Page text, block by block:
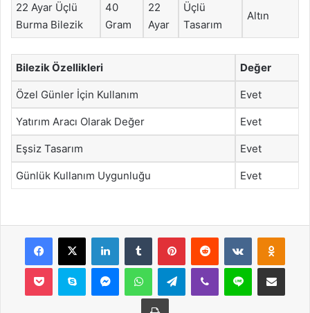
22 Ayar Üçlü
Burma Bilezik
40
Gram
22
Ayar
Üçlü
Tasarım
Altın
Bilezik Özellikleri Değer
Özel Günler İçin Kullanım Evet
Yatırım Aracı Olarak Değer Evet
Eşsiz Tasarım Evet
Günlük Kullanım Uygunluğu Evet
Facebook
X LinkedInTumblr PinterestReddit VKontakte
Pocket Skype MessengerWhatsAppTelegramViber Line E-Posta ile
Yazdır